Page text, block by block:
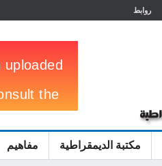
روابط
مكتبة الديمقراطية مفاهيم